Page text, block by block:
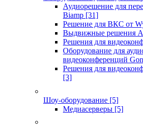
Аудиорешение для
Biamp [31]
Решение для ВКС от
Выдвижные решения
Решения для
Оборудование для
видеоконференций
Решения для
[3]
Шоу-оборудование [5]
Медиасерверы [5]